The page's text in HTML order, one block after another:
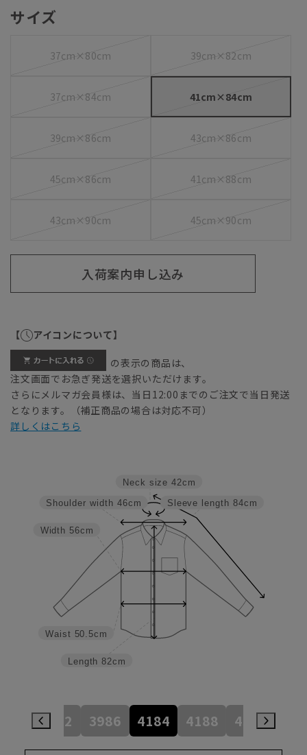
サイズ
37cm×80cm 39cm×82cm
37cm×84cm 41cm×84cm
39cm×86cm 43cm×86cm
45cm×86cm 41cm×88cm
43cm×90cm 45cm×90cm
入荷案内申し込み
【 アイコンについて】
の表示の商品は、
注文画面でお急ぎ発送を選択いただけます。
さらにメルマガ会員様は、当日12:00までのご注文で当日発送
となります。（補正商品の場合は対応不可）
詳しくはこちら
Sleeve length 84cm
Neck size 42cm
Length 82cm
Waist 50.5cm
Width 56cm
Shoulder width 46cm
3982 3986 4184 4188 4386